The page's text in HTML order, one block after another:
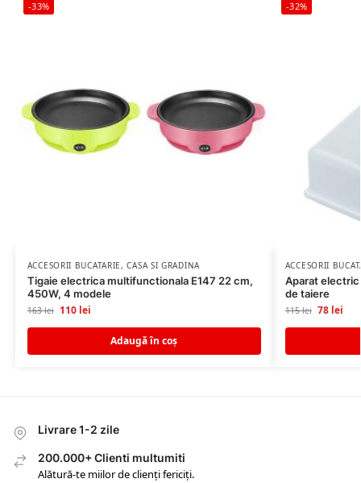
-33%
ACCESORII BUCATARIE,CASA SI GRADINA
Tigaie electrica multifunctionala E147 22 cm,
450W, 4 modele
163lei 110 lei
Adaugă în coș
-32%
ACCESORII
Aparat
de taiere
115lei 78 lei
Livrare 1-2 zile
200.000+ Clienti multumiti
Alătură-te miilor de clienți fericiți.